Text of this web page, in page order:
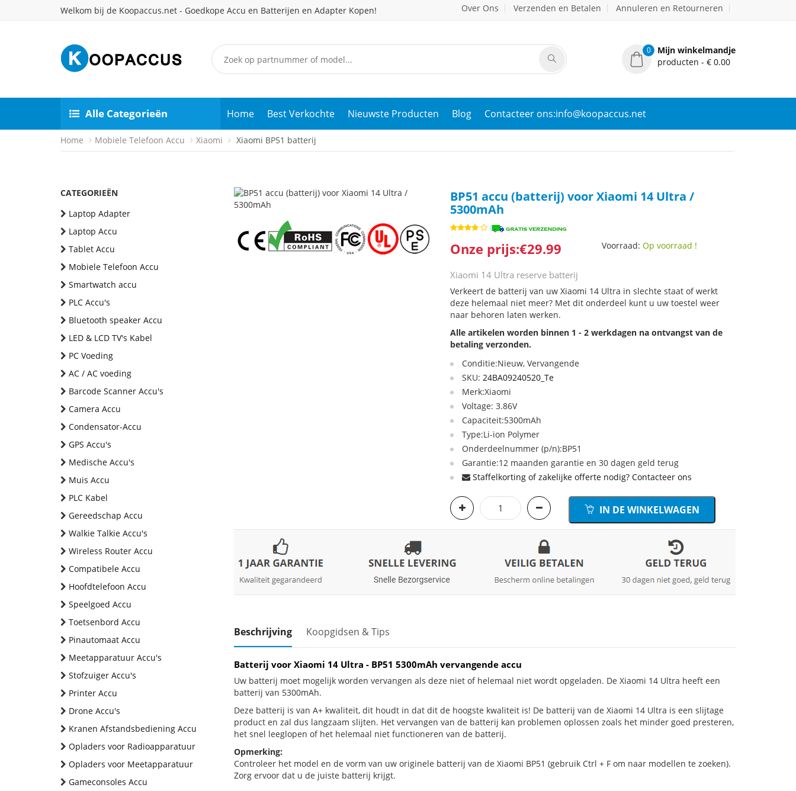
Welkom bij de Koopaccus.net - Goedkope Accu en Batterijen en Adapter Kopen! Over Ons Verzenden en Betalen Annuleren en Retourneren
0
Mijn winkelmandje
producten - € 0.00
Alle Categorieën Home Best Verkochte Nieuwste Producten Blog Contacteer ons:info@koopaccus.net
Home Mobiele Telefoon Accu Xiaomi Xiaomi BP51 batterij
CATEGORIEËN
Laptop Adapter
Laptop Accu
Tablet Accu
Mobiele Telefoon Accu
Smartwatch accu
PLC Accu's
Bluetooth speaker Accu
LED & LCD TV's Kabel
PC Voeding
AC / AC voeding
Barcode Scanner Accu's
Camera Accu
Condensator-Accu
GPS Accu's
Medische Accu's
Muis Accu
PLC Kabel
Gereedschap Accu
Walkie Talkie Accu's
Wireless Router Accu
Compatibele Accu
Hoofdtelefoon Accu
Speelgoed Accu
Toetsenbord Accu
Pinautomaat Accu
Meetapparatuur Accu's
Stofzuiger Accu's
Printer Accu
Drone Accu's
Kranen Afstandsbediening Accu
Opladers voor Radioapparatuur
Opladers voor Meetapparatuur
Gameconsoles Accu
BP51 accu (batterij) voor Xiaomi 14 Ultra /
5300mAh
Onze prijs:€29.99 Voorraad:Op voorraad !
Xiaomi 14 Ultra reserve batterij
Verkeert de batterij van uw Xiaomi 14 Ultra in slechte staat of werkt
deze helemaal niet meer? Met dit onderdeel kunt u uw toestel weer
naar behoren laten werken.
Alle artikelen worden binnen 1 - 2 werkdagen na ontvangst van de
betaling verzonden.
Conditie:Nieuw, Vervangende
SKU:24BA09240520_Te
Merk:Xiaomi
Voltage: 3.86V
Capaciteit:5300mAh
Type:Li-ion Polymer
Onderdeelnummer (p/n):BP51
Garantie:12 maanden garantie en 30 dagen geld terug
Staffelkorting of zakelijke offerte nodig? Contacteer ons
IN DE WINKELWAGEN
Beschrijving Koopgidsen & Tips
Batterij voor Xiaomi 14 Ultra - BP51 5300mAh vervangende accu
Uw batterij moet mogelijk worden vervangen als deze niet of helemaal niet wordt opgeladen. De Xiaomi 14 Ultra heeft een
batterij van 5300mAh.
Deze batterij is van A+ kwaliteit, dit houdt in dat dit de hoogste kwaliteit is! De batterij van de Xiaomi 14 Ultra is een slijtage
product en zal dus langzaam slijten. Het vervangen van de batterij kan problemen oplossen zoals het minder goed presteren,
het snel leeglopen of het helemaal niet functioneren van de batterij.
Opmerking:
Controleer het model en de vorm van uw originele batterij van de Xiaomi BP51 (gebruik Ctrl + F om naar modellen te zoeken).
Zorg ervoor dat u de juiste batterij krijgt.